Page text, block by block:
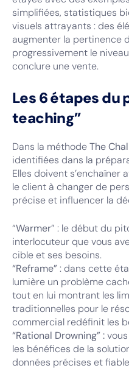
simplifiées, statistiques
visuels attrayants : des
augmenter la pertinence
progressivement le
conclure une vente.
Les 6 étapes
teaching”
Dans la méthodeThe
identifiées dans la
Elles doivent s’enchaîner
le client à changer de
précise et influencer la
“Warmer” : le début du
interlocuteur que vous
cible et ses besoins.
“Reframe” : dans cette
lumière un problème
tout en lui montrant les
traditionnelles pour le
commercial redéfinit les
“Rational Drowning” :
les bénéfices de la
données précises et